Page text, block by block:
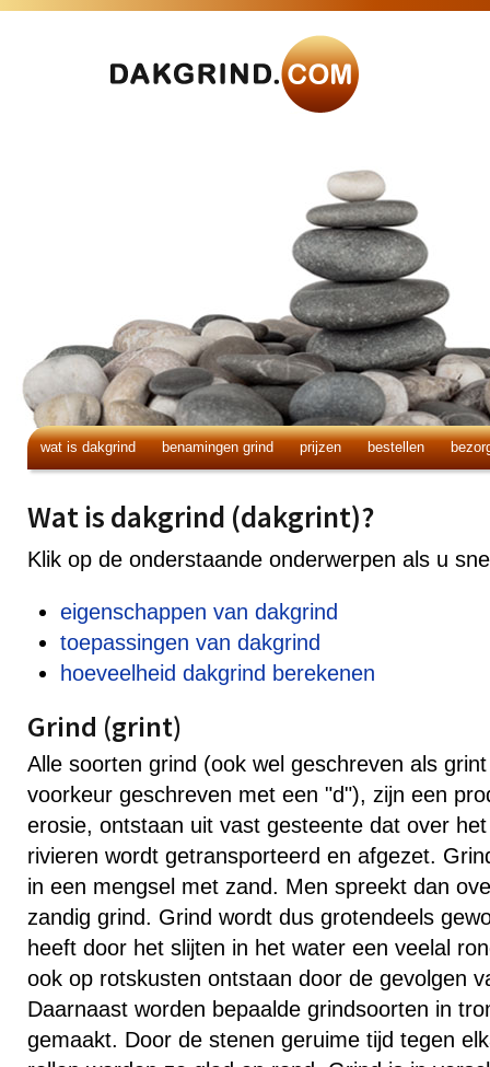
wat is dakgrind benamingen grind prijzen bestellen
Wat is dakgrind (dakgrint)?
Klik op de onderstaande onderwerpen als u
eigenschappen van dakgrind
toepassingen van dakgrind
hoeveelheid dakgrind berekenen
Grind (grint)
Alle soorten grind (ook wel geschreven als
voorkeur geschreven met een "d"), zijn een
erosie, ontstaan uit vast gesteente dat over
rivieren wordt getransporteerd en afgezet.
in een mengsel met zand. Men spreekt dan
zandig grind. Grind wordt dus grotendeels
heeft door het slijten in het water een veelal
ook op rotskusten ontstaan door de gevolgen
Daarnaast worden bepaalde grindsoorten in
gemaakt. Door de stenen geruime tijd tegen